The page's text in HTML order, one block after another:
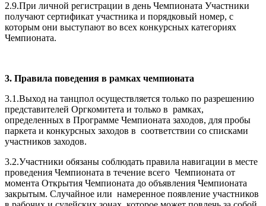
2.9.При личной регистрации в день Чемпионата Участники
получают сертификат участника и порядковый номер, с
которым они выступают во всех конкурсных категориях
Чемпионата.
3. Правила поведения в рамках чемпионата
3.1.Выход на танцпол осуществляется только по разрешению
представителей Оргкомитета и только в рамках,
определенных в Программе Чемпионата заходов, для пробы
паркета и конкурсных заходов в соответствии со списками
участников заходов.
3.2.Участники обязаны соблюдать правила навигации в месте
проведения Чемпионата в течение всего Чемпионата от
момента Открытия Чемпионата до объявления Чемпионата
закрытым. Случайное или намеренное появление участников